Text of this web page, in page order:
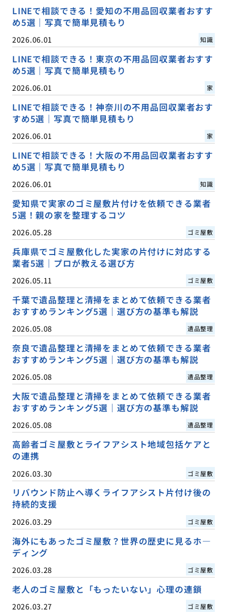
LINEで相談できる！愛知の不用品回収業者おすす
め5選｜写真で簡単見積もり
2026.06.01 知識
LINEで相談できる！東京の不用品回収業者おすす
め5選｜写真で簡単見積もり
2026.06.01 家
LINEで相談できる！神奈川の不用品回収業者おす
すめ5選｜写真で簡単見積もり
2026.06.01 家
LINEで相談できる！大阪の不用品回収業者おすす
め5選｜写真で簡単見積もり
2026.06.01 知識
愛知県で実家のゴミ屋敷片付けを依頼できる業者
5選！親の家を整理するコツ
2026.05.28 ゴミ屋敷
兵庫県でゴミ屋敷化した実家の片付けに対応する
業者5選｜プロが教える選び方
2026.05.11 ゴミ屋敷
千葉で遺品整理と清掃をまとめて依頼できる業者
おすすめランキング5選｜選び方の基準も解説
2026.05.08 遺品整理
奈良で遺品整理と清掃をまとめて依頼できる業者
おすすめランキング5選｜選び方の基準も解説
2026.05.08 遺品整理
大阪で遺品整理と清掃をまとめて依頼できる業者
おすすめランキング5選｜選び方の基準も解説
2026.05.08 遺品整理
高齢者ゴミ屋敷とライフアシスト地域包括ケアと
の連携
2026.03.30 ゴミ屋敷
リバウンド防止へ導くライフアシスト片付け後の
持続的支援
2026.03.29 ゴミ屋敷
海外にもあったゴミ屋敷？世界の歴史に見るホ―
ディング
2026.03.28 ゴミ屋敷
老人のゴミ屋敷と「もったいない」心理の連鎖
2026.03.27 ゴミ屋敷